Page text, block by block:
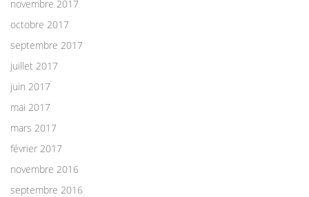
novembre 2017
octobre 2017
septembre 2017
juillet 2017
juin 2017
mai 2017
mars 2017
février 2017
novembre 2016
septembre 2016